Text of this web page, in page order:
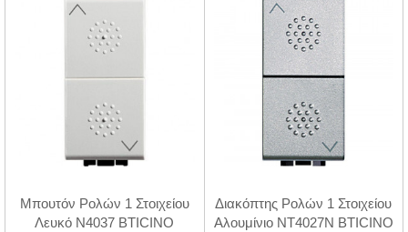
Μπουτόν Ρολών 1 Στοιχείου
Λευκό N4037 BTICINO
Διακόπτης Ρολών 1 Στοιχείου
Αλουμίνιο NT4027N BTICINO